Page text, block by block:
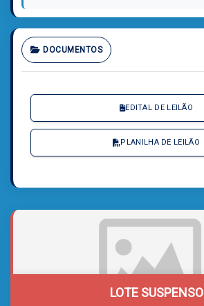
DOCUMENTOS
EDITAL DE LEILÃO
PLANILHA DE LEILÃO
LOTE SUSPENSO